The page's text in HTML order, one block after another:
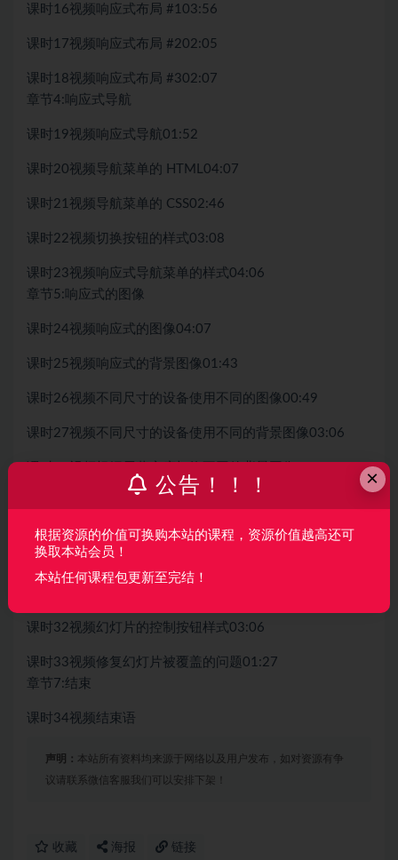
课时16视频 响应式布局 #1 03:56
课时17视频 响应式布局 #2 02:05
课时18视频 响应式布局 #3 02:07
章节4: 响应式导航
课时19视频 响应式导航 01:52
课时20视频 导航菜单的 HTML 04:07
课时21 视频 导航菜单的 CSS 02:46
课时22视频切换按钮的样式 03:08
课时23视频 响应式导航菜单的样式 04:06
章节5: 响应式的图像
课时24视频 响应式的图像 04:07
课时25视频 响应式的背景图像 01:43
课时26视频 不同尺寸的设备使用不同的图像 00:49
课时27视频 不同尺寸的设备使用不同的背景图像 03:06
课时30视频响应式幻灯片
课时32视频幻灯片的控制按钮样式 03:06
课时33视频修复幻灯片被覆盖的问题 01:27
章节7:结束
课时34视频 结束语
声明： 本站所有资料均来源于网络以及用户发布，如对资源有争
议请联系微信客服我们可以安排下架！
收藏 海报 链接
×
公告！！！
根据资源的价值可换购本站的课程，资源价值越高还可
换取本站会员！
本站任何课程包更新至完结！